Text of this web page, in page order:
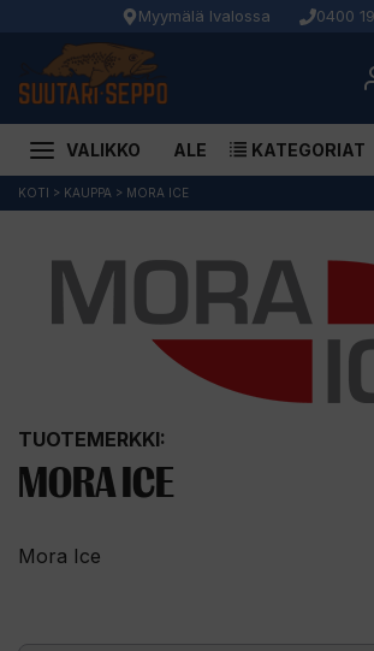
Myymälä Ivalossa 0400
VALIKKO ALE KATEGORIAT
Siirry
KOTI > KAUPPA > MORA ICE
TUOTEMERKKI:
MORA ICE
Mora Ice